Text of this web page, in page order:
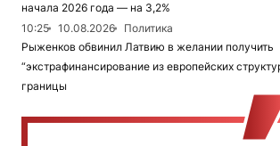
начала 2026 года — на 3,2%
10:25
10.08.2026
Политика
Рыженков обвинил Латвию в желании получить
“экстрафинансирование из европейских
границы